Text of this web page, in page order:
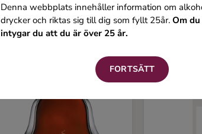
Denna webbplats innehåller information om
drycker och riktas sig till dig som fyllt 25år. Om
intygar du att du är över 25 år.
FORTSÄTT